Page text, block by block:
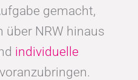
gemacht,
über NRW hinaus
individuelle
voranzubringen.